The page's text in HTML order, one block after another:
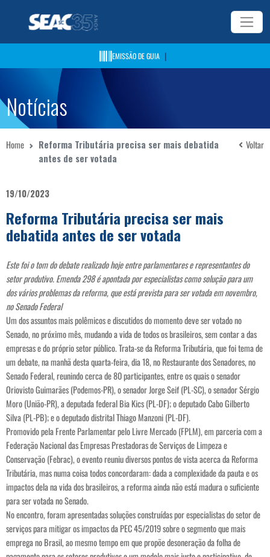
EMISSÃO DE GUIA |
Notícias
Home
Reforma Tributária precisa ser mais debatida
antes de ser votada
Voltar
19/10/2023
Reforma Tributária precisa ser mais
debatida antes de ser votada
Este foi o tom do debate realizado hoje entre parlamentares e representantes do
setor produtivo. Emenda 298 é apontada por especialistas como solução para um
dos vários problemas da reforma, que está prevista para ser votada em novembro,
no Senado Federal
Um dos assuntos mais polêmicos e discutidos do momento deve ser votado no
Senado, no próximo mês, mudando a vida de todos os brasileiros, sem contar a das
empresas e do próprio setor público. Trata-se da Reforma Tributária, que foi tema de
um debate, na manhã desta quarta-feira, dia 18, no Restaurante dos Senadores, no
Senado Federal, reunindo cerca de 80 participantes, entre os quais o senador
Oriovisto Guimarães (Podemos-PR), o senador Jorge Seif (PL-SC), o senador Sérgio
Moro (União-PR), a deputada federal Bia Kics (PL-DF); o deputado Cabo Gilberto
Silva (PL-PB); e o deputado distrital Thiago Manzoni (PL-DF).
Promovido pela Frente Parlamentar pelo Livre Mercado (FPLM), em parceria com a
Federação Nacional das Empresas Prestadoras de Serviços de Limpeza e
Conservação (Febrac), o evento reuniu diversos pontos de vista acerca da Reforma
Tributária, mas numa coisa todos concordaram: dada a complexidade da pauta e os
impactos dela na vida dos brasileiros, a reforma ainda não está madura o suficiente
para ser votada no Senado.
No encontro, foram apresentadas soluções construídas por especialistas do setor de
serviços para mitigar os impactos da PEC 45/2019 sobre o segmento que mais
emprega no Brasil, ao mesmo tempo em que propõe desoneração da folha de